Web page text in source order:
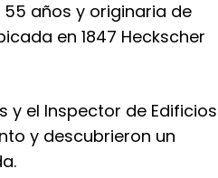
55 años y originaria de
en 1847 Heckscher
y el Inspector de Edificios
y descubrieron un